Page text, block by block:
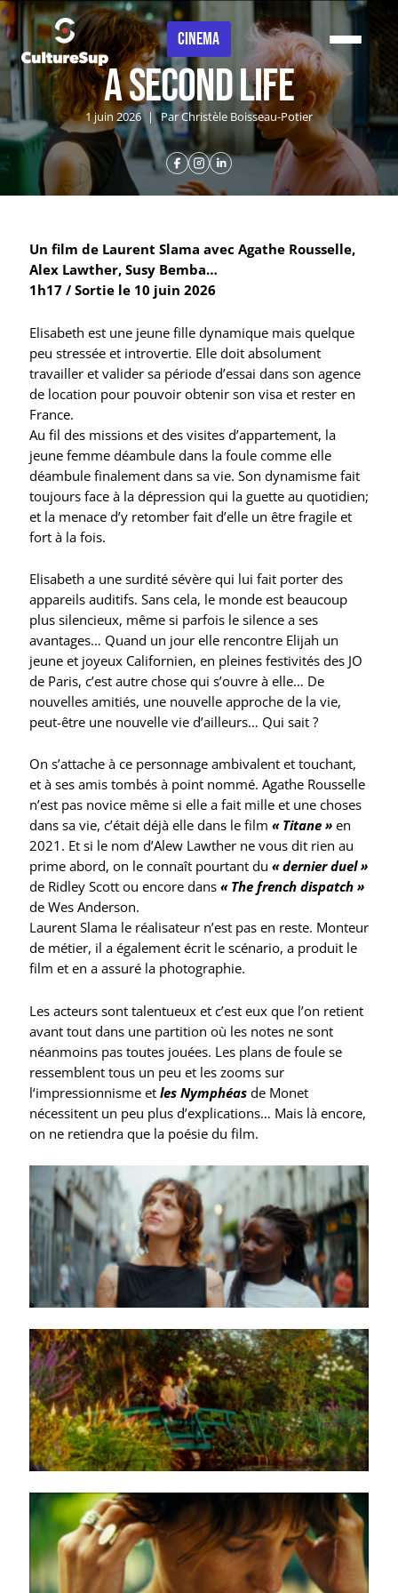
CINEMA
A second life
1 juin 2026 | Par Christèle Boisseau-Potier
Un film de Laurent Slama avec Agathe Rousselle,
Alex Lawther, Susy Bemba…
1h17 / Sortie le 10 juin 2026
Elisabeth est une jeune fille dynamique mais quelque
peu stressée et introvertie. Elle doit absolument
travailler et valider sa période d’essai dans son agence
de location pour pouvoir obtenir son visa et rester en
France.
Au fil des missions et des visites d’appartement, la
jeune femme déambule dans la foule comme elle
déambule finalement dans sa vie. Son dynamisme fait
toujours face à la dépression qui la guette au quotidien;
et la menace d’y retomber fait d’elle un être fragile et
fort à la fois.
Elisabeth a une surdité sévère qui lui fait porter des
appareils auditifs. Sans cela, le monde est beaucoup
plus silencieux, même si parfois le silence a ses
avantages… Quand un jour elle rencontre Elijah un
jeune et joyeux Californien, en pleines festivités des JO
de Paris, c’est autre chose qui s’ouvre à elle… De
nouvelles amitiés, une nouvelle approche de la vie,
peut-être une nouvelle vie d’ailleurs… Qui sait ?
On s’attache à ce personnage ambivalent et touchant,
et à ses amis tombés à point nommé. Agathe Rousselle
n’est pas novice même si elle a fait mille et une choses
dans sa vie, c’était déjà elle dans le film « Titane »en
2021. Et si le nom d’Alew Lawther ne vous dit rien au
prime abord, on le connaît pourtant du « dernier duel »
de Ridley Scott ou encore dans « The french dispatch »
de Wes Anderson.
Laurent Slama le réalisateur n’est pas en reste. Monteur
de métier, il a également écrit le scénario, a produit le
film et en a assuré la photographie.
Les acteurs sont talentueux et c’est eux que l’on retient
avant tout dans une partition où les notes ne sont
néanmoins pas toutes jouées. Les plans de foule se
ressemblent tous un peu et les zooms sur
l‘impressionnisme etles Nymphéas de Monet
nécessitent un peu plus d’explications… Mais là encore,
on ne retiendra que la poésie du film.
Panneau de gestion des cookies